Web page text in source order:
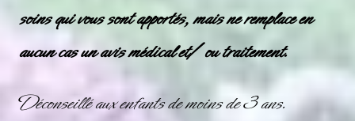
soins qui vous sont apportés, mais ne remplace en
aucun cas un avis médical et/ ou traitement.
Déconseillé aux enfants de moins de 3 ans.